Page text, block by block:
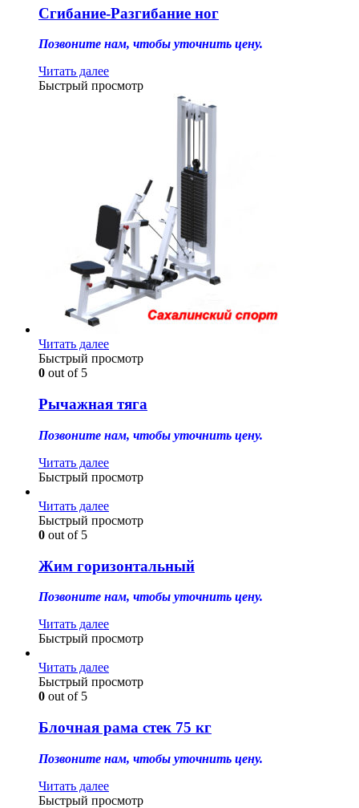
Сгибание-Разгибание ног
Позвоните нам, чтобы уточнить цену.
Читать далее
Быстрый просмотр
Читать далее
Быстрый просмотр
0 out of 5
Рычажная тяга
Позвоните нам, чтобы уточнить цену.
Читать далее
Быстрый просмотр
Читать далее
Быстрый просмотр
0 out of 5
Жим горизонтальный
Позвоните нам, чтобы уточнить цену.
Читать далее
Быстрый просмотр
Читать далее
Быстрый просмотр
0 out of 5
Блочная рама стек 75 кг
Позвоните нам, чтобы уточнить цену.
Читать далее
Быстрый просмотр